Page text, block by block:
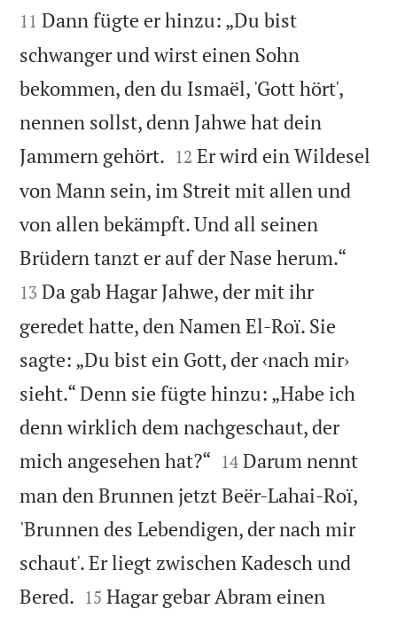
11 Dann fügte er hinzu: „Du bist
schwanger und wirst einen Sohn
bekommen, den du Ismaël, 'Gott hört',
nennen sollst, denn Jahwe hat dein
Jammern gehört. 

12 Er wird ein Wildesel
von Mann sein, im Streit mit allen und
von allen bekämpft. Und all seinen
Brüdern tanzt er auf der Nase herum.“
13 Da gab Hagar Jahwe, der mit ihr
geredet hatte, den Namen El-Roï. Sie
sagte: „Du bist ein Gott, der ‹nach mir›
sieht.“ Denn sie fügte hinzu: „Habe ich
denn wirklich dem nachgeschaut, der
mich angesehen hat?“ 

14 Darum nennt
man den Brunnen jetzt Beër-Lahai-Roï,
'Brunnen des Lebendigen, der nach mir
schaut'. Er liegt zwischen Kadesch und
Bered. 

15 Hagar gebar Abram einen